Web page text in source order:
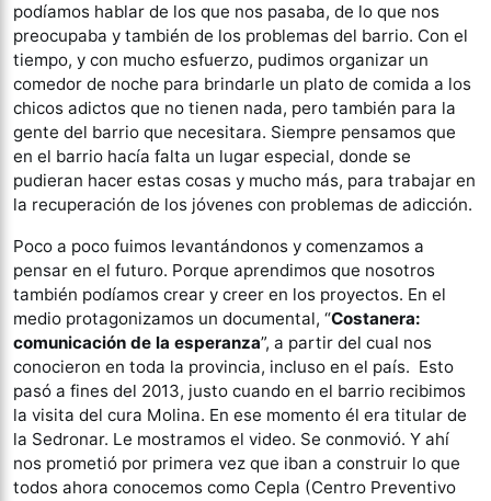
podíamos hablar de los que nos pasaba, de lo que nos
preocupaba y también de los problemas del barrio. Con el
tiempo, y con mucho esfuerzo, pudimos organizar un
comedor de noche para brindarle un plato de comida a los
chicos adictos que no tienen nada, pero también para la
gente del barrio que necesitara. Siempre pensamos que
en el barrio hacía falta un lugar especial, donde se
pudieran hacer estas cosas y mucho más, para trabajar en
la recuperación de los jóvenes con problemas de adicción.
Poco a poco fuimos levantándonos y comenzamos a
pensar en el futuro. Porque aprendimos que nosotros
también podíamos crear y creer en los proyectos. En el
medio protagonizamos un documental, “Costanera:
comunicación de la esperanza”, a partir del cual nos
conocieron en toda la provincia, incluso en el país. Esto
pasó a fines del 2013, justo cuando en el barrio recibimos
la visita del cura Molina. En ese momento él era titular de
la Sedronar. Le mostramos el video. Se conmovió. Y ahí
nos prometió por primera vez que iban a construir lo que
todos ahora conocemos como Cepla (Centro Preventivo